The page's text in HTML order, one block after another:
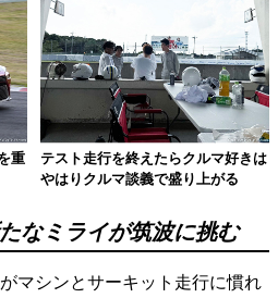
重
テスト走行を終えたらクルマ好きは
やはりクルマ談義で盛り上がる
なミライが筑波に挑む
マシンとサーキット走行に慣れ